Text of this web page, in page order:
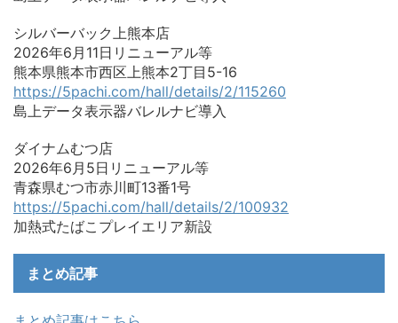
シルバーバック上熊本店
2026年6月11日リニューアル等
熊本県熊本市西区上熊本2丁目5-16
https://5pachi.com/hall/details/2/115260
島上データ表示器バレルナビ導入
ダイナムむつ店
2026年6月5日リニューアル等
青森県むつ市赤川町13番1号
https://5pachi.com/hall/details/2/100932
加熱式たばこプレイエリア新設
まとめ記事